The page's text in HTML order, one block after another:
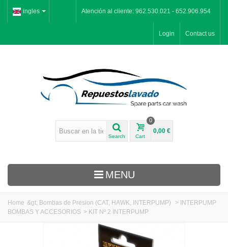
Atención al cliente: 962.530.021 - 652.906.954
ingles
Contact us
Login
Search Cart
0
0,00 €
MENU
Inicio
Home &gt; Bombas de Presion (CAT, HAWK, INTERPUMP) > INTERPUMP
BOMBAS Y ACCESORIOS > KIT Nº 2 INTERPUMP